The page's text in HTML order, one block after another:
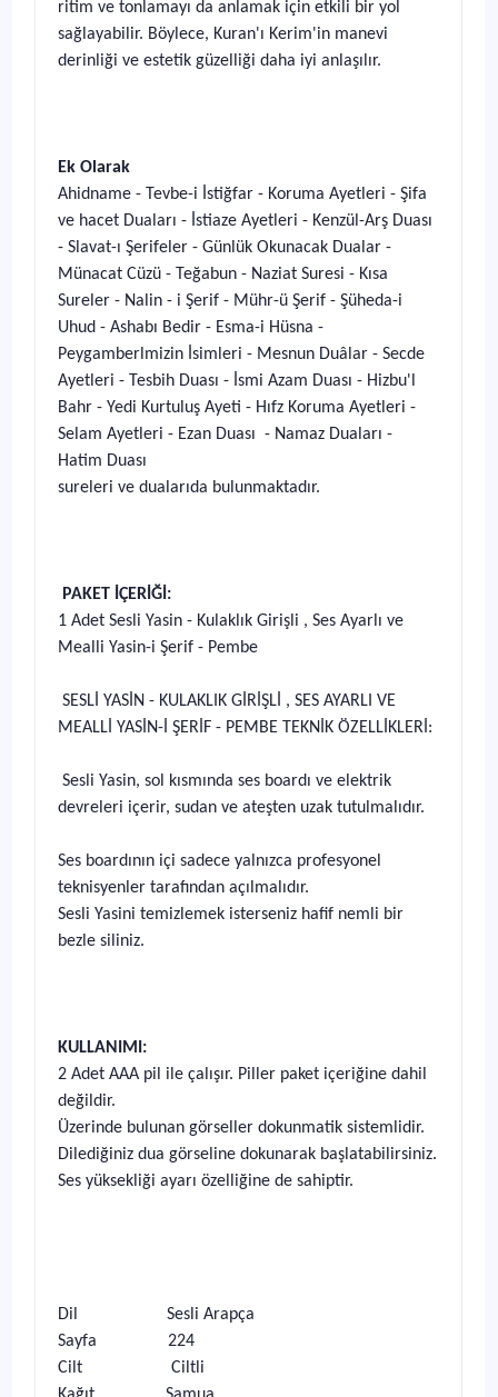
ritim ve tonlamayı da anlamak için etkili bir yol
sağlayabilir. Böylece, Kuran'ı Kerim'in manevi
derinliği ve estetik güzelliği daha iyi anlaşılır.
Ek Olarak
Ahidname - Tevbe-i İstiğfar - Koruma Ayetleri - Şifa
ve hacet Duaları - İstiaze Ayetleri - Kenzül-Arş Duası
- Slavat-ı Şerifeler - Günlük Okunacak Dualar -
Münacat Cüzü - Teğabun - Naziat Suresi - Kısa
Sureler - Nalin - i Şerif - Mühr-ü Şerif - Şüheda-i
Uhud - Ashabı Bedir - Esma-i Hüsna -
Peygamberlmizin İsimleri - Mesnun Duâlar - Secde
Ayetleri - Tesbih Duası - İsmi Azam Duası - Hizbu'l
Bahr - Yedi Kurtuluş Ayeti - Hıfz Koruma Ayetleri -
Selam Ayetleri - Ezan Duası - Namaz Duaları -
Hatim Duası
sureleri ve dualarıda bulunmaktadır.
PAKET İÇERİĞİ:
1 Adet Sesli Yasin - Kulaklık Girişli , Ses Ayarlı ve
Mealli Yasin-i Şerif - Pembe
SESLİ YASİN - KULAKLIK GİRİŞLİ , SES AYARLI VE
MEALLİ YASİN-İ ŞERİF - PEMBE TEKNİK ÖZELLİKLERİ:
Sesli Yasin, sol kısmında ses boardı ve elektrik
devreleri içerir, sudan ve ateşten uzak tutulmalıdır.
Ses boardının içi sadece yalnızca profesyonel
teknisyenler tarafından açılmalıdır.
Sesli Yasini temizlemek isterseniz hafif nemli bir
bezle siliniz.
KULLANIMI:
2 Adet AAA pil ile çalışır. Piller paket içeriğine dahil
değildir.
Üzerinde bulunan görseller dokunmatik sistemlidir.
Dilediğiniz dua görseline dokunarak başlatabilirsiniz.
Ses yüksekliği ayarı özelliğine de sahiptir.
Dil Sesli Arapça
Sayfa 224
Cilt Ciltli